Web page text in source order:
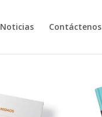
Noticias Contáctenos